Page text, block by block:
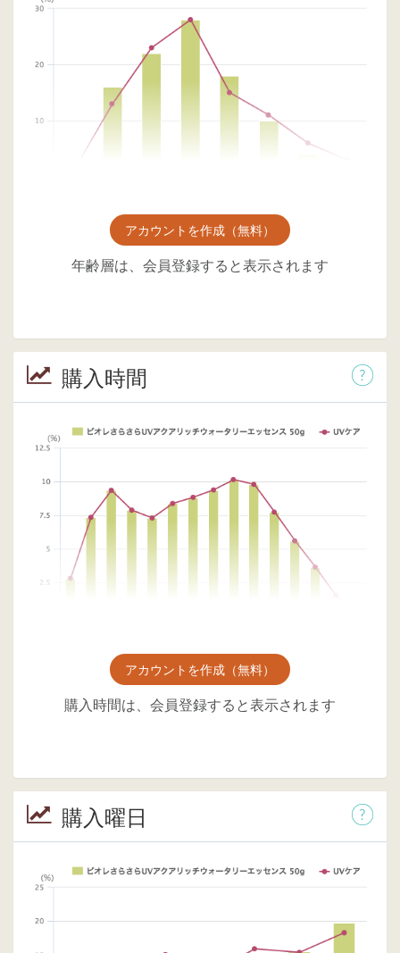
アカウントを作成（無料）
年齢層は、会員登録すると表示されます
購入時間
アカウントを作成（無料）
購入時間は、会員登録すると表示されます
購入曜日